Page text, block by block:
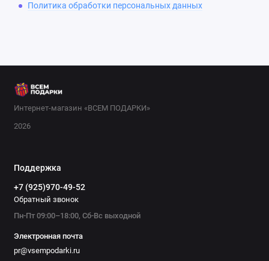
Политика обработки персональных данных
Интернет-магазин «ВСЕМ ПОДАРКИ»
2026
Поддержка
+7 (925)970-49-52
Обратный звонок
Пн-Пт 09:00–18:00, Сб-Вс выходной
Электронная почта
pr@vsempodarki.ru